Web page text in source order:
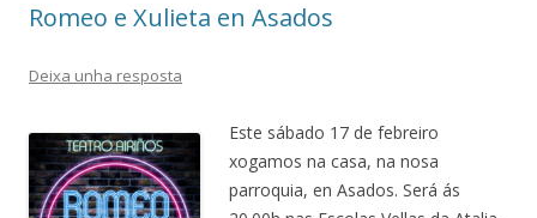
Romeo e Xulieta en Asados
Deixa unha resposta
Este sábado 17 de febreiro
xogamos na casa, na nosa
parroquia, en Asados. Será ás